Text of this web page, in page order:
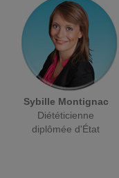
Sybille Montignac
Diététicienne
diplômée d'État